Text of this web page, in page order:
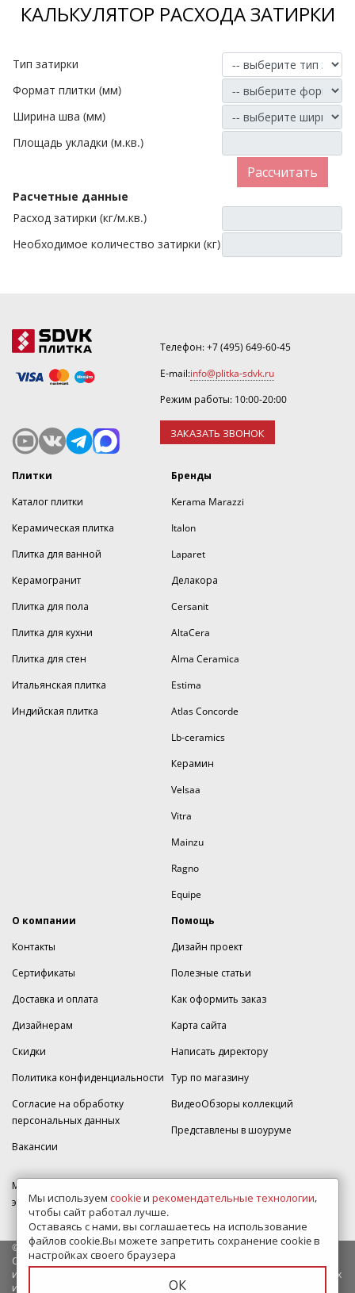
КАЛЬКУЛЯТОР РАСХОДА ЗАТИРКИ
Тип затирки
Формат плитки (мм)
Ширина шва (мм)
Площадь укладки (м.кв.)
Расчетные данные
Расход затирки (кг/м.кв.)
Необходимое количество затирки (кг)
Телефон:+7 (495) 649-60-45
E-mail:info@plitka-sdvk.ru
Режим работы: 10:00-20:00
ЗАКАЗАТЬ ЗВОНОК
Плитки
Каталог плитки
Керамическая плитка
Плитка для ванной
Керамогранит
Плитка для пола
Плитка для кухни
Плитка для стен
Итальянская плитка
Индийская плитка
Бренды
Kerama Marazzi
Italon
Laparet
Делакора
Cersanit
AltaCera
Alma Ceramica
Estima
Atlas Concorde
Lb-ceramics
Керамин
Velsaa
Vitra
Mainzu
Ragno
Equipe
О компании
Контакты
Сертификаты
Доставка и оплата
Дизайнерам
Скидки
Политика конфиденциальности
Согласие на обработку
персональных данных
Вакансии
Помощь
Дизайн проект
Полезные статьи
Как оформить заказ
Карта сайта
Написать директору
Тур по магазину
ВидеоОбзоры коллекций
Представлены в шоуруме
МКАД 2км внешняя сторона, д. 2, ТРЦ "Шоколад" (РИО) Реутов, -1
этаж, магазин Плитка-SDVK.
© 2009—2026 г. Все права защищены
Обращаем Ваше внимание на то, что данный интернет-сайт носит
исключительно информационный характер и ни при каких условиях
информационные материалы и цены, размещенные на сайте, не
Мы используем cookieи рекомендательные технологии,
чтобы сайт работал лучше.
Оставаясь с нами, вы соглашаетесь на использование
файлов cookie.Вы можете запретить сохранение cookie в
настройках своего браузера
ОК